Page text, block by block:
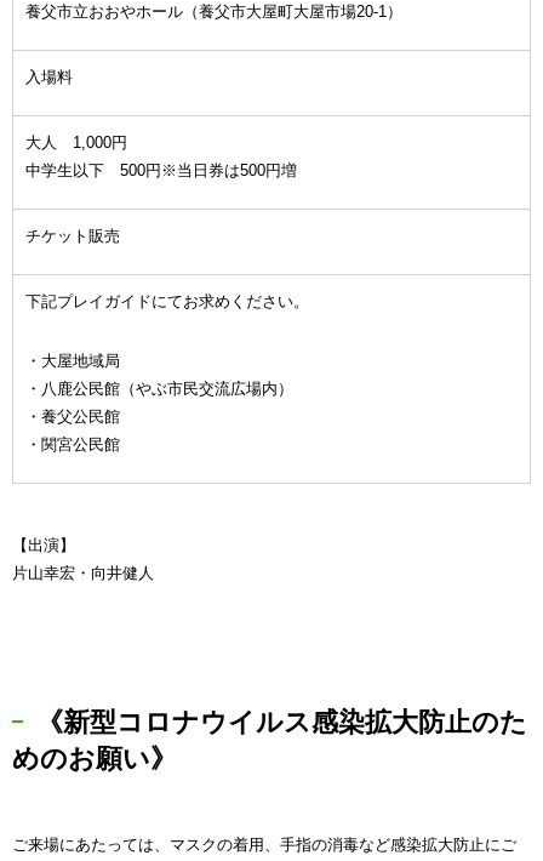
養父市立おおやホール（養父市大屋町大屋市場20-1）
入場料
大人 1,000円
中学生以下 500円※当日券は500円増
チケット販売
下記プレイガイドにてお求めください。
・大屋地域局
・八鹿公民館（やぶ市民交流広場内）
・養父公民館
・関宮公民館
【出演】
片山幸宏・向井健人
《新型コロナウイルス感染拡大防止のた
めのお願い》
ご来場にあたっては、マスクの着用、手指の消毒など感染拡大防止にご